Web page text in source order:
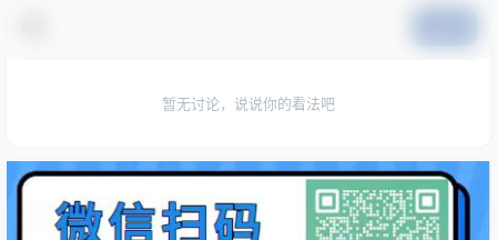
暂无讨论，说说你的看法吧